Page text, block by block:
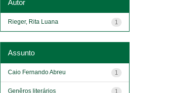
Autor
1
Rieger, Rita Luana
Assunto
1
Caio Fernando Abreu
1
Genêros literários